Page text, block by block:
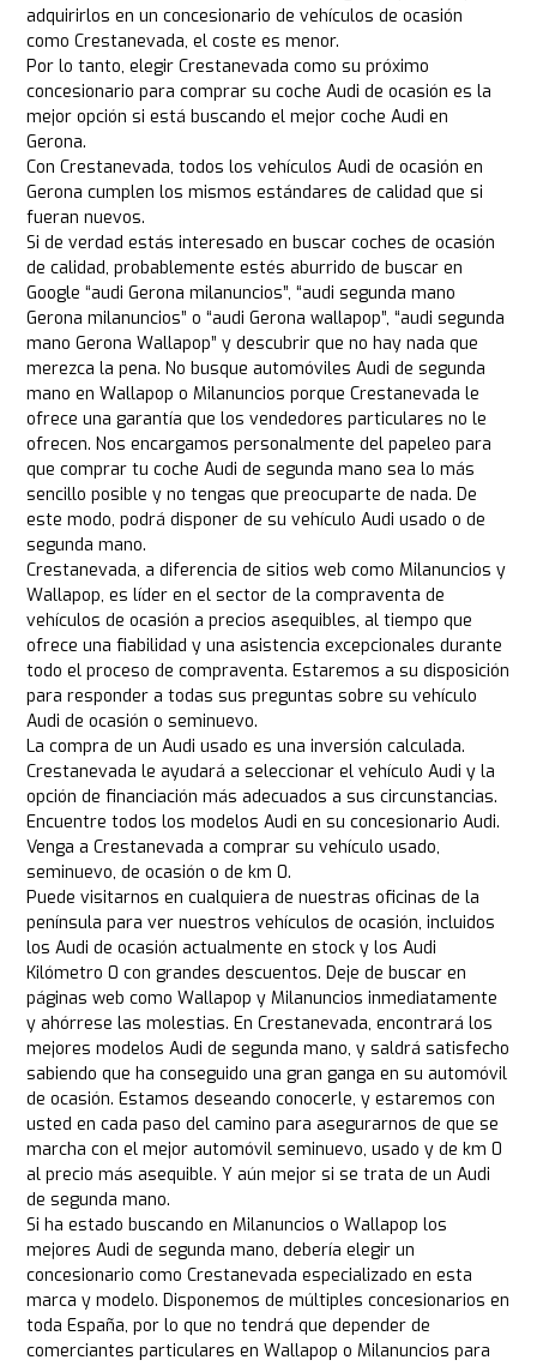
adquirirlos en un concesionario de vehículos de ocasión
como Crestanevada, el coste es menor.
Por lo tanto, elegir Crestanevada como su próximo
concesionario para comprar su coche Audi de ocasión es la
mejor opción si está buscando el mejor coche Audi en
Gerona.
Con Crestanevada, todos los vehículos Audi de ocasión en
Gerona cumplen los mismos estándares de calidad que si
fueran nuevos.
Si de verdad estás interesado en buscar coches de ocasión
de calidad, probablemente estés aburrido de buscar en
Google “audi Gerona milanuncios”, “audi segunda mano
Gerona milanuncios” o “audi Gerona wallapop”, “audi segunda
mano Gerona Wallapop” y descubrir que no hay nada que
merezca la pena. No busque automóviles Audi de segunda
mano en Wallapop o Milanuncios porque Crestanevada le
ofrece una garantía que los vendedores particulares no le
ofrecen. Nos encargamos personalmente del papeleo para
que comprar tu coche Audi de segunda mano sea lo más
sencillo posible y no tengas que preocuparte de nada. De
este modo, podrá disponer de su vehículo Audi usado o de
segunda mano.
Crestanevada, a diferencia de sitios web como Milanuncios y
Wallapop, es líder en el sector de la compraventa de
vehículos de ocasión a precios asequibles, al tiempo que
ofrece una fiabilidad y una asistencia excepcionales durante
todo el proceso de compraventa. Estaremos a su disposición
para responder a todas sus preguntas sobre su vehículo
Audi de ocasión o seminuevo.
La compra de un Audi usado es una inversión calculada.
Crestanevada le ayudará a seleccionar el vehículo Audi y la
opción de financiación más adecuados a sus circunstancias.
Encuentre todos los modelos Audi en su concesionario Audi.
Venga a Crestanevada a comprar su vehículo usado,
seminuevo, de ocasión o de km 0.
Puede visitarnos en cualquiera de nuestras oficinas de la
península para ver nuestros vehículos de ocasión, incluidos
los Audi de ocasión actualmente en stock y los Audi
Kilómetro 0 con grandes descuentos. Deje de buscar en
páginas web como Wallapop y Milanuncios inmediatamente
y ahórrese las molestias. En Crestanevada, encontrará los
mejores modelos Audi de segunda mano, y saldrá satisfecho
sabiendo que ha conseguido una gran ganga en su automóvil
de ocasión. Estamos deseando conocerle, y estaremos con
usted en cada paso del camino para asegurarnos de que se
marcha con el mejor automóvil seminuevo, usado y de km 0
al precio más asequible. Y aún mejor si se trata de un Audi
de segunda mano.
Si ha estado buscando en Milanuncios o Wallapop los
mejores Audi de segunda mano, debería elegir un
concesionario como Crestanevada especializado en esta
marca y modelo. Disponemos de múltiples concesionarios en
toda España, por lo que no tendrá que depender de
comerciantes particulares en Wallapop o Milanuncios para